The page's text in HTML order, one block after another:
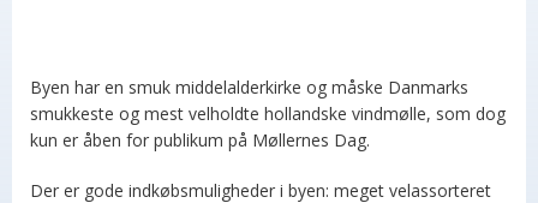
Byen har en smuk middelalderkirke og måske Danmarks
smukkeste og mest velholdte hollandske vindmølle, som dog
kun er åben for publikum på Møllernes Dag.
Der er gode indkøbsmuligheder i byen: meget velassorteret